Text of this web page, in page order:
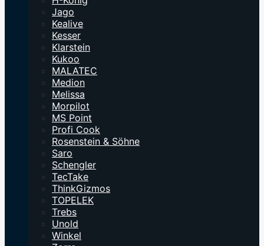
Jago
Kealive
Kesser
Klarstein
Kukoo
MALATEC
Medion
Melissa
Morpilot
MS Point
Profi Cook
Rosenstein & Söhne
Saro
Schengler
TecTake
ThinkGizmos
TOPELEK
Trebs
Unold
Winkel